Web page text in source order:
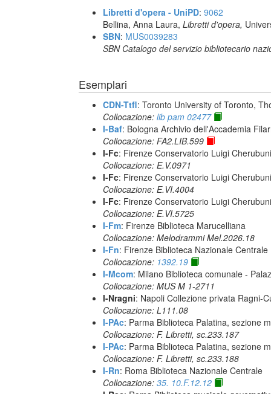
Libretti d'opera - UniPD: 9062
Bellina, Anna Laura, Libretti d'opera,
SBN: MUS0039283
SBN Catalogo del servizio bibliotecario
Esemplari
CDN-Ttfl: Toronto University of Toronto,
Collocazione: lib pam 02477
I-Baf: Bologna Archivio dell'Accademia
Collocazione: FA2.LIB.599
I-Fc: Firenze Conservatorio Luigi Cherubuni
Collocazione: E.V.0971
I-Fc: Firenze Conservatorio Luigi Cherubuni
Collocazione: E.VI.4004
I-Fc: Firenze Conservatorio Luigi Cherubuni
Collocazione: E.VI.5725
I-Fm: Firenze Biblioteca Marucelliana
Collocazione: Melodrammi Mel.2026.18
I-Fn: Firenze Biblioteca Nazionale Centrale
Collocazione: 1392.19
I-Mcom: Milano Biblioteca comunale -
Collocazione: MUS M 1-2711
I-Nragni: Napoli Collezione privata Ragni-
Collocazione: L111.08
I-PAc: Parma Biblioteca Palatina, sezione
Collocazione: F. Libretti, sc.233.187
I-PAc: Parma Biblioteca Palatina, sezione
Collocazione: F. Libretti, sc.233.188
I-Rn: Roma Biblioteca Nazionale Centrale
Collocazione: 35. 10.F.12.12